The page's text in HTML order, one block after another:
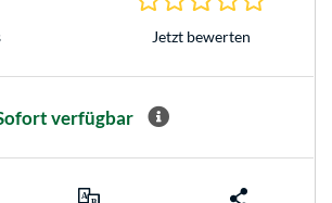
Jetzt bewerten
verfügbar